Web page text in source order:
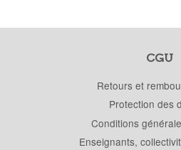
CGU
Retours et
Protection des
Conditions
Enseignants,